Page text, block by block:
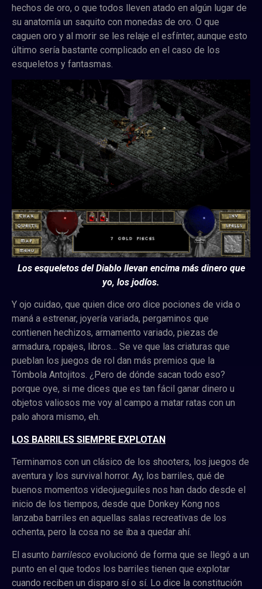
hechos de oro, o que todos lleven atado en algún lugar de
su anatomía un saquito con monedas de oro. O que
caguen oro y al morir se les relaje el esfínter, aunque esto
último sería bastante complicado en el caso de los
esqueletos y fantasmas.
Los esqueletos del Diablo llevan encima más dinero que
yo, los jodíos.
Y ojo cuidao, que quien dice oro dice pociones de vida o
maná a estrenar, joyería variada, pergaminos que
contienen hechizos, armamento variado, piezas de
armadura, ropajes, libros… Se ve que las criaturas que
pueblan los juegos de rol dan más premios que la
Tómbola Antojitos. ¿Pero de dónde sacan todo eso?
porque oye, si me dices que es tan fácil ganar dinero u
objetos valiosos me voy al campo a matar ratas con un
palo ahora mismo, eh.
LOS BARRILES SIEMPRE EXPLOTAN
Terminamos con un clásico de los shooters, los juegos de
aventura y los survival horror. Ay, los barriles, qué de
buenos momentos videojueguiles nos han dado desde el
inicio de los tiempos, desde que Donkey Kong nos
lanzaba barriles en aquellas salas recreativas de los
ochenta, pero la cosa no se iba a quedar ahí.
El asunto barrilesco evolucionó de forma que se llegó a un
punto en el que todos los barriles tienen que explotar
cuando reciben un disparo sí o sí. Lo dice la constitución